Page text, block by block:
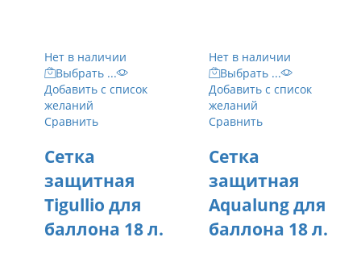
Нет в наличии
Выбрать ...
Добавить с список
желаний
Сравнить
Сетка
защитная
Tigullio для
баллона 18 л.
Нет в наличии
Выбрать ...
Добавить с список
желаний
Сравнить
Сетка
защитная
Aqualung для
баллона 18 л.